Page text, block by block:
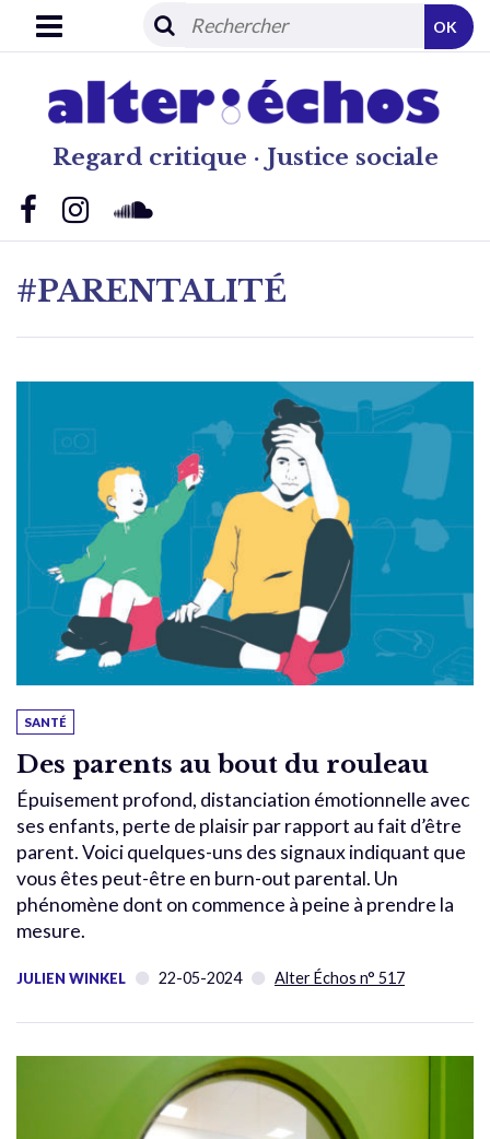
Regard critique · Justice sociale
OK
#PARENTALITÉ
SANTÉ
Des parents au bout du rouleau
Épuisement profond, distanciation émotionnelle avec
ses enfants, perte de plaisir par rapport au fait d’être
parent. Voici quelques-uns des signaux indiquant que
vous êtes peut-être en burn-out parental. Un
phénomène dont on commence à peine à prendre la
mesure.
JULIEN WINKEL 22-05-2024 Alter Échos n° 517